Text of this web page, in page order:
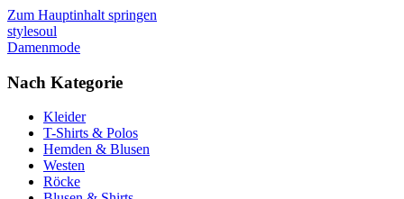
Zum Hauptinhalt springen
stylesoul
Damenmode
Nach Kategorie
Kleider
T-Shirts & Polos
Hemden & Blusen
Westen
Röcke